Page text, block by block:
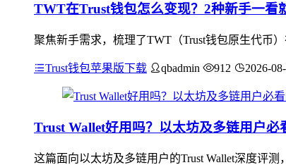
TWT在Trust钱包怎么变现？2种新手一看
聚焦新手需求，梳理了TWT（Trust钱包原生代币
Trust钱包苹果版下载 qbadmin 912 2026-
Trust Wallet好用吗？以太坊及多链用户必
这篇面向以太坊及多链用户的Trust Wallet深度评